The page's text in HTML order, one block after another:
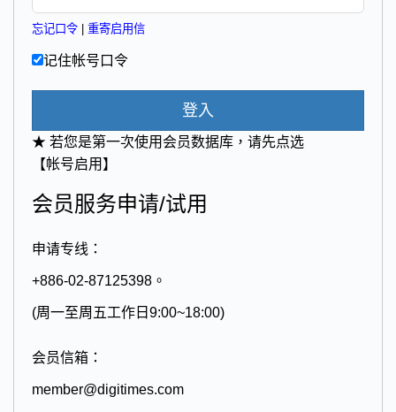
忘记口令 重寄启用信
记住帐号口令
登入
★ 若您是第一次使用会员数据库，请先点选
【帐号启用】
会员服务申请/试用
申请专线：
+886-02-87125398。
(周一至周五工作日9:00~18:00)
会员信箱：
member@digitimes.com